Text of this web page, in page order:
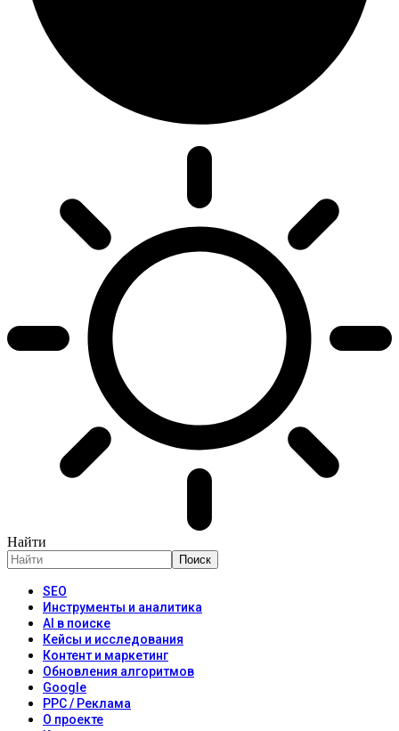
Найти
SEO
Инструменты и аналитика
AI в поиске
Кейсы и исследования
Контент и маркетинг
Обновления алгоритмов
Google
PPC / Реклама
О проекте